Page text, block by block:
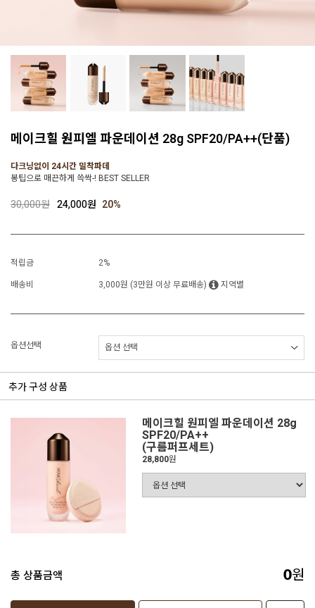
메이크힐 원피엘 파운데이션 28g SPF20/PA++(단품)
다크닝없이 24시간 밀착파데
봉팁으로 매끈하게 쓱싹-! BEST SELLER
30,000원 24,000원 20%
적립금
2%
배송비
3,000원 (3만원 이상 무료배송) 지역별
옵션선택
추가 구성 상품
메이크힐 원피엘 파운데이션 28g
SPF20/PA++
(구름퍼프세트)
28,800원
총 상품금액 0원